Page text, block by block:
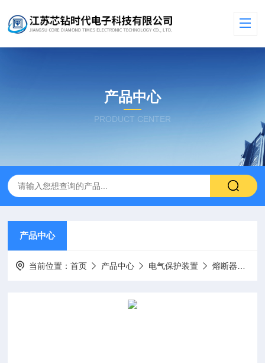
产品中心
PRODUCT CENTER
产品中心
当前位置：首页 产品中心 电气保护装置 熔断器